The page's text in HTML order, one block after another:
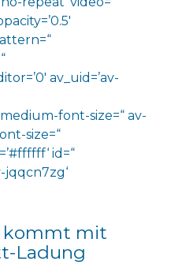
av_uid=’av-
medium-font-size=“ av-
size=“
id=“
jqqcn7zg‘
kommt mit
Ladung